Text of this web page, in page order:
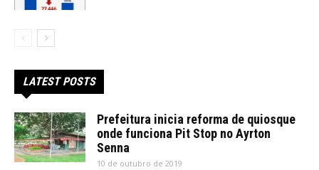
LATEST POSTS
Prefeitura inicia reforma de quiosque
onde funciona Pit Stop no Ayrton
Senna
10 de outubro de 2019